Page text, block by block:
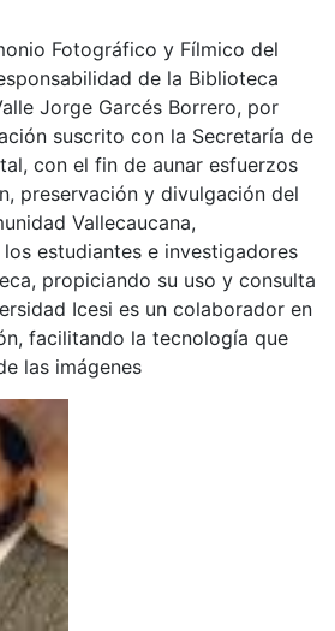
Fotográfico y Fílmico del
de la Biblioteca
Jorge Garcés Borrero, por
suscrito con la Secretaría de
con el fin de aunar esfuerzos
preservación y divulgación del
Vallecaucana,
estudiantes e investigadores
propiciando su uso y consulta
Icesi es un colaborador en
facilitando la tecnología que
las imágenes